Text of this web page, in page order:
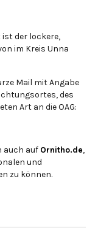
der lockere,
im Kreis Unna
Mail mit Angabe
des
Art an die OAG:
auch auf Ornitho.de,
und
zu können.